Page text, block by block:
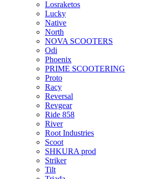
Losraketos
Lucky
Native
North
NOVA SCOOTERS
Odi
Phoenix
PRIME SCOOTERING
Proto
Racy
Reversal
Revgear
Ride 858
River
Root Industries
Scoot
SHKURA рrоd
Striker
Tilt